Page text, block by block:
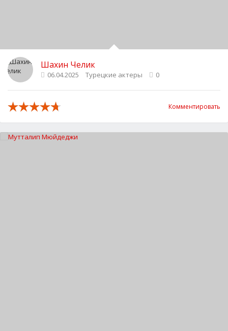
Шахин Челик
06.04.2025 Турецкие актеры 0
Комментировать